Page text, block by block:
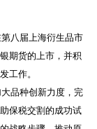
八届上海衍生品市
期货的上市，并积
工作。
品种创新力度，完
保税交割的成功试